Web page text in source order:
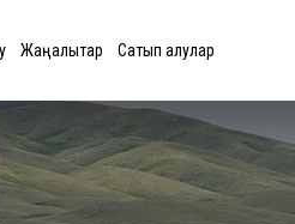
Жаңалықтар Сатып алулар